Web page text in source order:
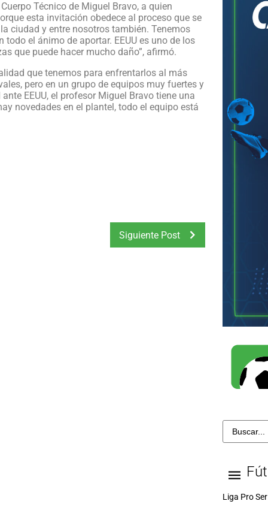
Técnico de Miguel Bravo, a quien
esta invitación obedece al proceso que se
ciudad y entre nosotros también. Tenemos
el ánimo de aportar. EEUU es uno de los
que puede hacer mucho daño”, afirmó.
que tenemos para enfrentarlos al más
pero en un grupo de equipos muy fuertes y
EEUU, el profesor Miguel Bravo tiene una
novedades en el plantel, todo el equipo está
Siguiente Post
Liga Pro